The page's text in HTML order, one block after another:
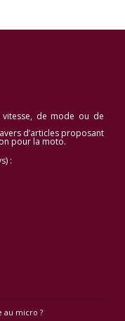
de mode ou de
d’articles proposant
pour la moto.
:
au micro ?